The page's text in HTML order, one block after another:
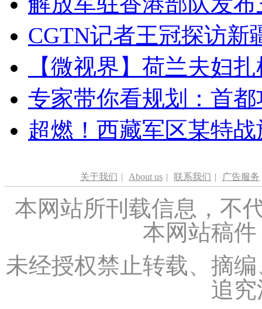
CGTN记者王冠探访新
【微视界】荷兰夫妇
专家带你看规划：首
超燃！西藏军区某特
关于我们 | About us | 联系我们 | 广告服务
本网站所刊载信息，不
本网站稿
未经授权禁止转载、摘
追